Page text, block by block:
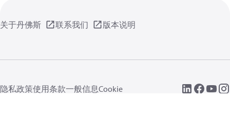
关于丹佛斯 联系我们 版本说明
隐私政策使用条款一般信息Cookie